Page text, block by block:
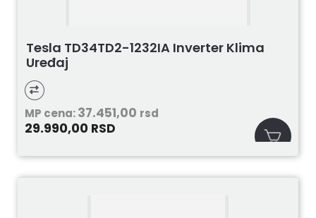
Tesla TD34TD2-1232IA Inverter Klima
Uređaj
MP cena:37.451,00 rsd
29.990,00 RSD